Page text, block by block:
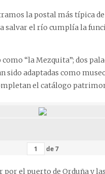
la postal más típica
salvar el río cumplía la
“la Mezquita”; dos
sido adaptadas como
el catálogo
de7
el puerto de Orduña y